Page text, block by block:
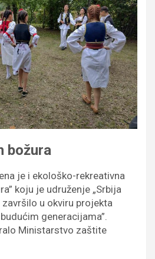
božura
je i ekološko-rekreativna
koju je udruženje „Srbija
u okviru projekta
generacijama”.
Ministarstvo zaštite